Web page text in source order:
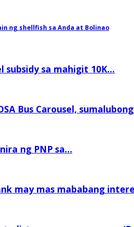
ng shellfish sa Anda at Bolinao
subsidy sa mahigit 10K...
Bus Carousel,
ng PNP sa...
may mas mababang